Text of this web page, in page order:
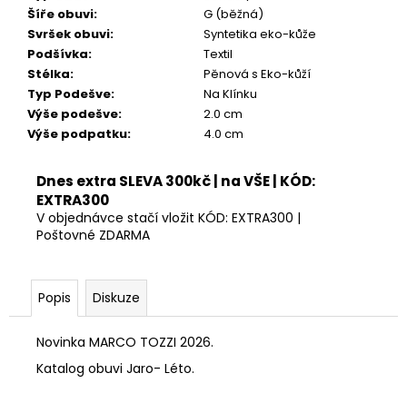
Šíře obuvi:
G (běžná)
Svršek obuvi:
Syntetika eko-kůže
Podšívka:
Textil
Stélka:
Pěnová s Eko-kůží
Typ Podešve:
Na Klínku
Výše podešve:
2.0 cm
Výše podpatku: 4.0 cm
Dnes extra SLEVA 300kč | na VŠE | KÓD:
EXTRA300
V objednávce stačí vložit KÓD: EXTRA300 |
Poštovné ZDARMA
Popis Diskuze
Novinka MARCO TOZZI 2026.
Katalog obuvi Jaro- Léto.
499
Kč